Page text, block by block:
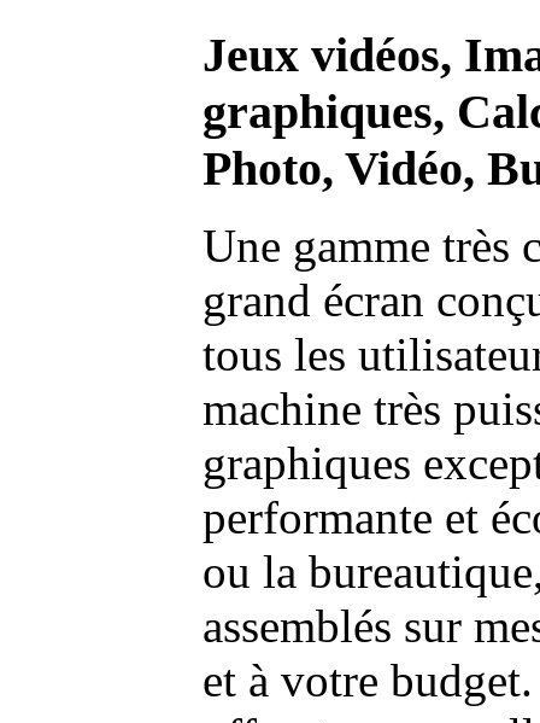
Jeux vidéos,
graphiques,
Photo, Vidéo,
Une gamme très
grand écran
tous les
machine très
graphiques
performante et
ou la
assemblés sur
et à votre